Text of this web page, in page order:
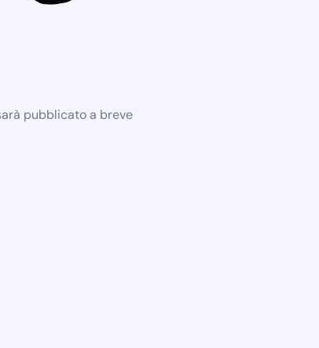
pubblicato a breve